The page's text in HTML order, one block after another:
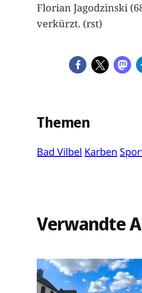
Florian Jagodzinski
verkürzt. (rst)
Themen
Bad Vilbel Karben
Verwandte